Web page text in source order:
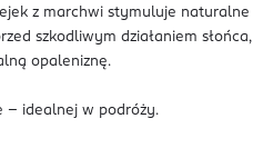
z marchwi stymuluje naturalne
szkodliwym działaniem słońca,
opaleniznę.
- idealnej w podróży.